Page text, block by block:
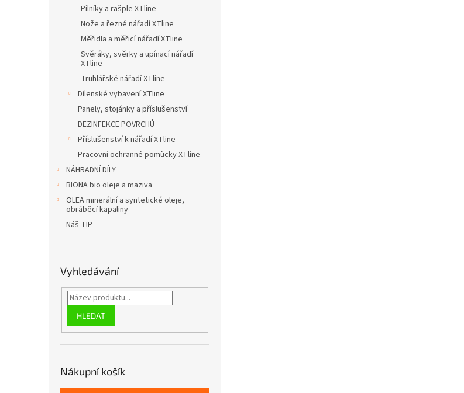
Pilníky a rašple XTline
Nože a řezné nářadí XTline
Měřidla a měřicí nářadí XTline
Svěráky, svěrky a upínací nářadí
XTline
Truhlářské nářadí XTline
Dílenské vybavení XTline
Panely, stojánky a příslušenství
DEZINFEKCE POVRCHŮ
Příslušenství k nářadí XTline
Pracovní ochranné pomůcky XTline
NÁHRADNÍ DÍLY
BIONA bio oleje a maziva
OLEA minerální a syntetické oleje,
obráběcí kapaliny
Náš TIP
Vyhledávání
HLEDAT
Nákupní košík